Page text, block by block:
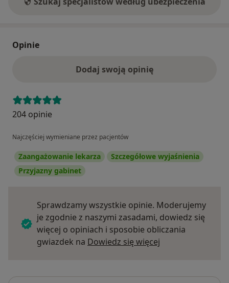
Opinie
Dodaj swoją opinię
204 opinie
Najczęściej wymieniane przez pacjentów
Zaangażowanie lekarza
Szczegółowe wyjaśnienia
Przyjazny gabinet
Sprawdzamy wszystkie opinie. Moderujemy
je zgodnie z naszymi zasadami, dowiedz się
więcej o opiniach i sposobie obliczania
gwiazdek na Dowiedz się więcej